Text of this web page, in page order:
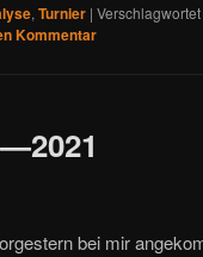
, Turnier |
Kommentar
bei mir